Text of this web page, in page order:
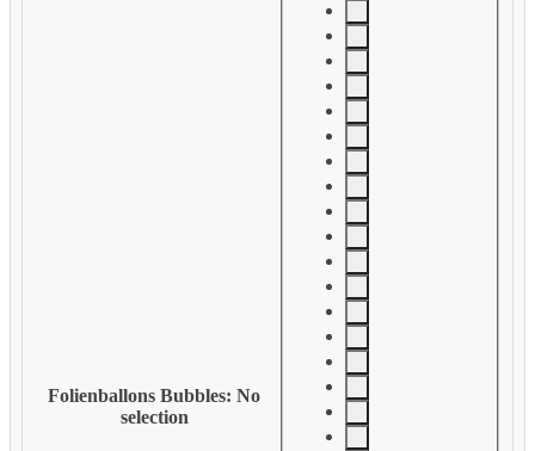
Folienballons Bubbles: No
selection